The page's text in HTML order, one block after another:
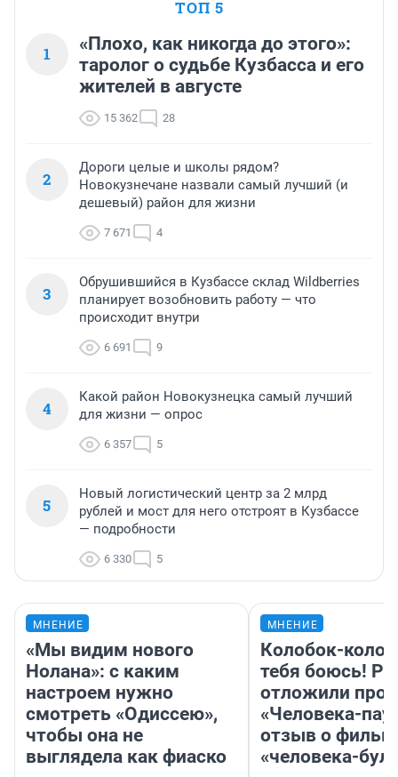
производство - "пахать" надо.
ТОП 5
1
«Плохо, как никогда до этого»:
таролог о судьбе Кузбасса и его
жителей в августе
15 362 28
2
Дороги целые и школы рядом?
Новокузнечане назвали самый лучший (и
дешевый) район для жизни
7 671 4
3
Обрушившийся в Кузбассе склад Wildberries
планирует возобновить работу — что
происходит внутри
6 691 9
4
Какой район Новокузнецка самый лучший
для жизни — опрос
6 357 5
5
Новый логистический центр за 2 млрд
рублей и мост для него отстроят в Кузбассе
— подробности
6 330 5
МНЕНИЕ
«Мы видим нового
Нолана»: с каким
настроем нужно
смотреть «Одиссею»,
чтобы она не
выглядела как фиаско
МНЕНИЕ
Колобок-
тебя боюсь!
отложили
«Человека-
отзыв о
«человека-